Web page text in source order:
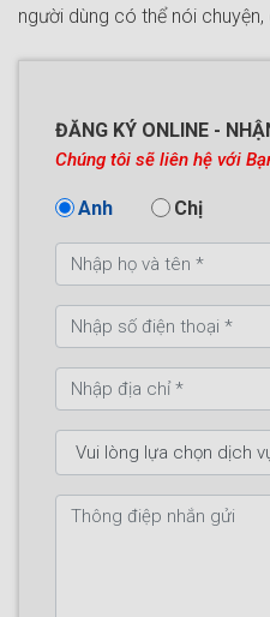
người dùng có thể nói
ĐĂNG KÝ ONLINE -
Chúng tôi sẽ liên hệ với
Anh Chị